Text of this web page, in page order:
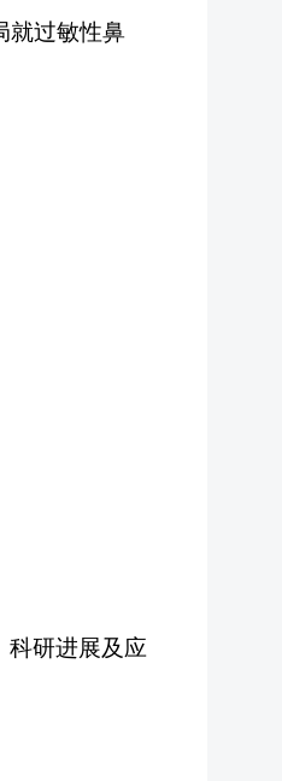
就过敏性鼻
科研进展及应